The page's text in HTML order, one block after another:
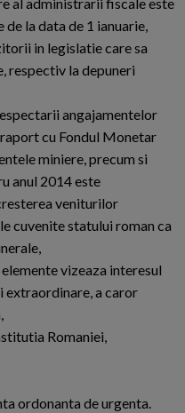
de la data de 1 ianuarie,
in legislatie care sa
respectiv la depuneri
angajamentelor
cu Fondul Monetar
miniere, precum si
anul 2014 este
veniturilor
cuvenite statului roman ca
vizeaza interesul
extraordinare, a caror
Romaniei,
ordonanta de urgenta.